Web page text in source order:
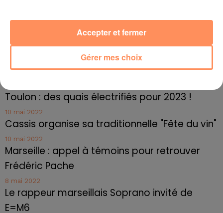
relation extras et...
27 juin 2022
Le cocholed pour jouer à la pétanque
jusqu'au bout de la nuit !
Toulon : des quais électrifiés pour 2023 !
10 mai 2022
Cassis organise sa traditionnelle "Fête du vin"
10 mai 2022
Marseille : appel à témoins pour retrouver
Frédéric Pache
8 mai 2022
Le rappeur marseillais Soprano invité de
E=M6
Gérer mes choix
Accepter et fermer